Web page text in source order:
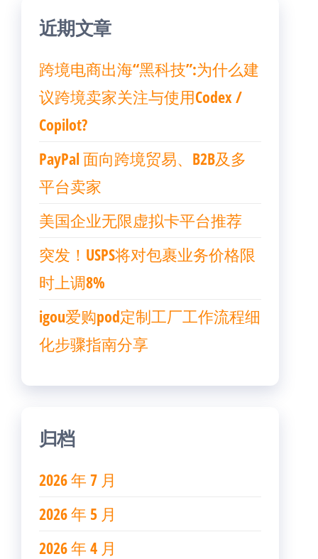
近期文章
跨境电商出海“黑科技”:为什么建
议跨境卖家关注与使用Codex /
Copilot?
PayPal 面向跨境贸易、B2B及多
平台卖家
美国企业无限虚拟卡平台推荐
突发！USPS将对包裹业务价格限
时上调8%
igou爱购pod定制工厂工作流程细
化步骤指南分享
归档
2026 年 7 月
2026 年 5 月
2026 年 4 月